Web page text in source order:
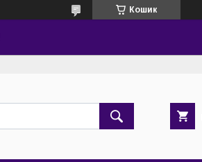
Кошик